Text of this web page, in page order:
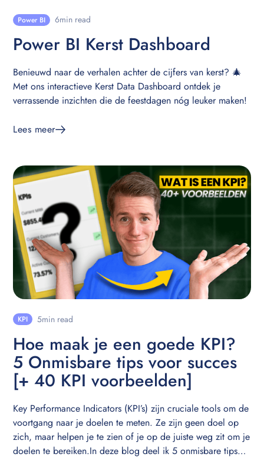
Power BI 6min read
Power BI Kerst Dashboard
Benieuwd naar de verhalen achter de cijfers van kerst? 🎄
Met ons interactieve Kerst Data Dashboard ontdek je
verrassende inzichten die de feestdagen nóg leuker maken!
Lees meer
KPI 5min read
Hoe maak je een goede KPI?
5 Onmisbare tips voor succes
[+ 40 KPI voorbeelden]
Key Performance Indicators (KPI’s) zijn cruciale tools om de
voortgang naar je doelen te meten. Ze zijn geen doel op
zich, maar helpen je te zien of je op de juiste weg zit om je
doelen te bereiken.In deze blog deel ik 5 onmisbare tips